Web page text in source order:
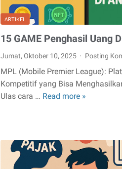
Baca
NiNa
ARTIKEL
15 GAME Penghasil Uang
Jumat, Oktober 10, 2025 Posting
MPL (Mobile Premier League):
Kompetitif yang Bisa
Ulas cara … Read more »
Di
Android